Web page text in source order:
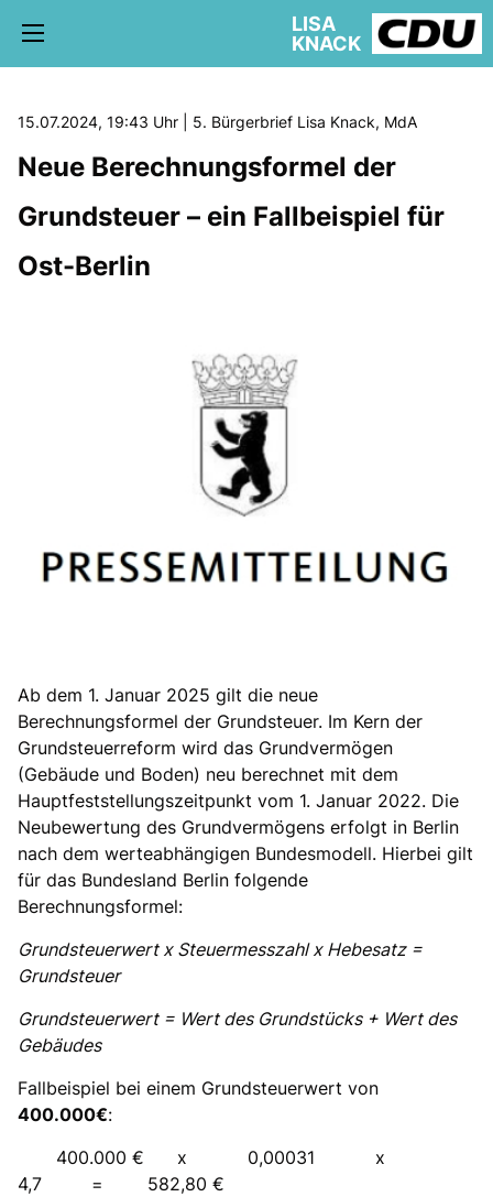
5. WAHLKREIS TREPTOW-KÖPENICK
AKTUELLE KIEZ NEWS
schriftliche Anfragen
AUSSCHÜSSE
LISA
KNACK
15.07.2024, 19:43 Uhr | 5. Bürgerbrief Lisa Knack, MdA
Neue Berechnungsformel der
Grundsteuer – ein Fallbeispiel für
Ost-Berlin
Ab dem 1. Januar 2025 gilt die neue
Berechnungsformel der Grundsteuer. Im Kern der
Grundsteuerreform wird das Grundvermögen
(Gebäude und Boden) neu berechnet mit dem
Hauptfeststellungszeitpunkt vom 1. Januar 2022. Die
Neubewertung des Grundvermögens erfolgt in Berlin
nach dem werteabhängigen Bundesmodell. Hierbei gilt
für das Bundesland Berlin folgende
Berechnungsformel:
Grundsteuerwert x Steuermesszahl x Hebesatz =
Grundsteuer
Grundsteuerwert = Wert des Grundstücks + Wert des
Gebäudes
Fallbeispiel bei einem Grundsteuerwert von
400.000:
400.000 € x 0,00031 x
4,7 = 582,80